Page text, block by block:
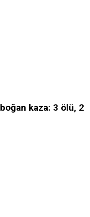
kaza: 3 ölü, 2